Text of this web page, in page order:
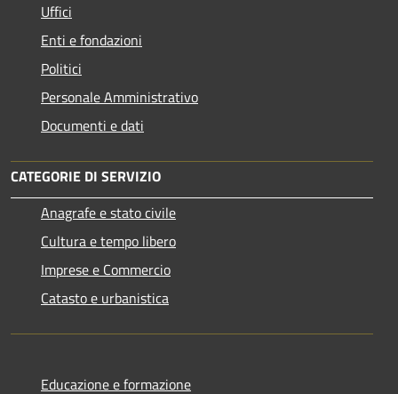
Uffici
Enti e fondazioni
Politici
Personale Amministrativo
Documenti e dati
CATEGORIE DI SERVIZIO
Anagrafe e stato civile
Cultura e tempo libero
Imprese e Commercio
Catasto e urbanistica
Educazione e formazione